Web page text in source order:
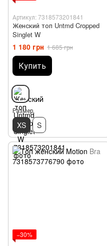
Артикул: 7318573201841
Женский топ Untmd Cropped
Singlet W
1 180 грн 1 685 грн
Купить
Размер
XS S
−30%